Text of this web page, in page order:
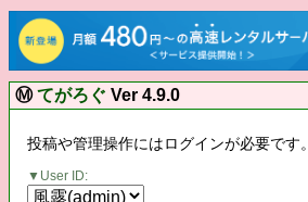
Ⓜてがろぐ Ver 4.9.0
投稿や管理操作にはログインが必要です。
User ID: